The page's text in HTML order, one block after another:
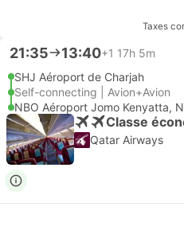
Taxes
21:35 13:40+1 17h 5m
SHJ Aéroport de Charjah
Self-connecting | Avion+Avion
NBO Aéroport Jomo Kenyatta,
Qatar Airways